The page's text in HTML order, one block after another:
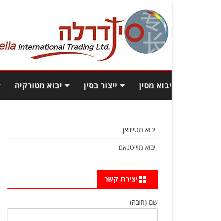
יבוא מסין
יבוא רהיטים מסין
כמה עולה לייבא מסין?
ייצור בסין
כמות וגם איכות: יבוא מסחרי
בסטנדרט גבוה
איך מוצאים מפעל אמין בסין?
יבוא מטורקיה
פיתוח
יבוא מטייוואן
יבוא מוייטנאם
יצירת קשר
שם (חובה)